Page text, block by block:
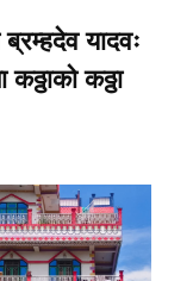
यादवः
कठ्ठा